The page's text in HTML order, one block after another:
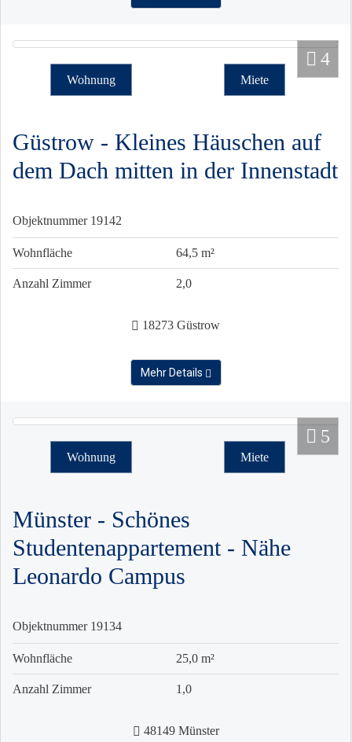
4
Wohnung Miete
Güstrow - Kleines Häuschen auf
dem Dach mitten in der Innenstadt
Objektnummer 19142
Wohnfläche 64,5 m²
Anzahl Zimmer 2,0
18273 Güstrow
Mehr Details
5
Wohnung Miete
Münster - Schönes
Studentenappartement - Nähe
Leonardo Campus
Objektnummer 19134
Wohnfläche 25,0 m²
Anzahl Zimmer 1,0
48149 Münster